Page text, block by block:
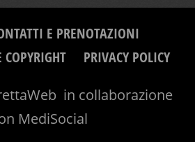
E PRENOTAZIONI
PRIVACY POLICY
in collaborazione
MediSocial